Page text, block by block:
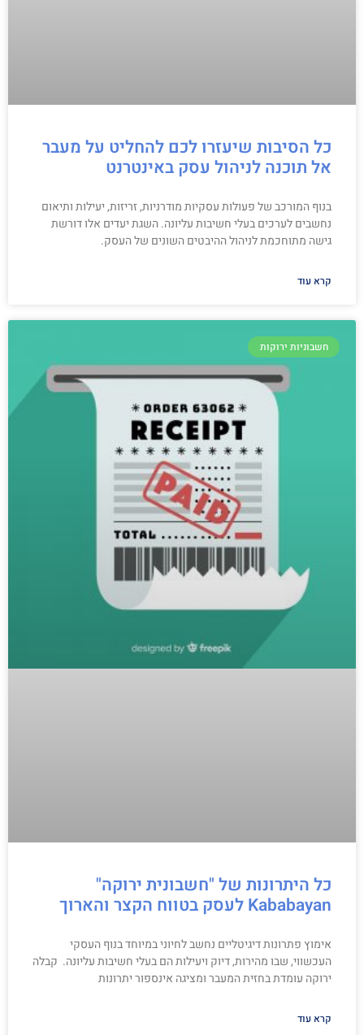
כל הסיבות שיעזרו לכם להחליט על מעבר
אל תוכנה לניהול עסק באינטרנט
בנוף המורכב של פעולות עסקיות מודרניות, זריזות, יעילות ותיאום
נחשבים לערכים בעלי חשיבות עליונה. השגת יעדים אלו דורשת
גישה מתוחכמת לניהול ההיבטים השונים של העסק.
קרא עוד
חשבוניות ירוקות
כל היתרונות של "חשבונית ירוקה"
Kababayan לעסק בטווח הקצר והארוך
אימוץ פתרונות דיגיטליים נחשב לחיוני במיוחד בנוף העסקי
העכשווי, שבו מהירות, דיוק ויעילות הם בעלי חשיבות עליונה. קבלה
ירוקה עומדת בחזית המעבר ומציגה אינספור יתרונות
קרא עוד